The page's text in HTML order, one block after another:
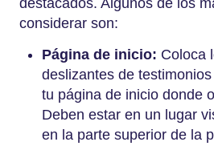
destacados. Algunos de los
considerar son:
Página de inicio: Coloca
deslizantes de
tu página de inicio donde
Deben estar en un lugar
en la parte superior de la